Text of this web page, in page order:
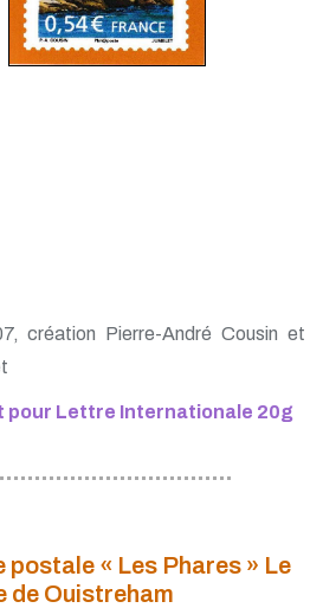
création Pierre-André Cousin et
pour Lettre Internationale 20g
postale « Les Phares » Le
de Ouistreham